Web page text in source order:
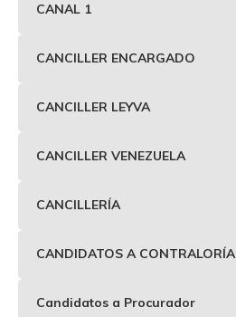
CANAL 1
CANCILLER ENCARGADO
CANCILLER LEYVA
CANCILLER VENEZUELA
CANCILLERÍA
CANDIDATOS A CONTRALORÍA
Candidatos a Procurador